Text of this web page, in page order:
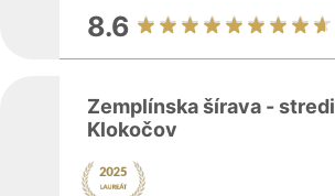
8.6
Zemplínska šírava -
Klokočov